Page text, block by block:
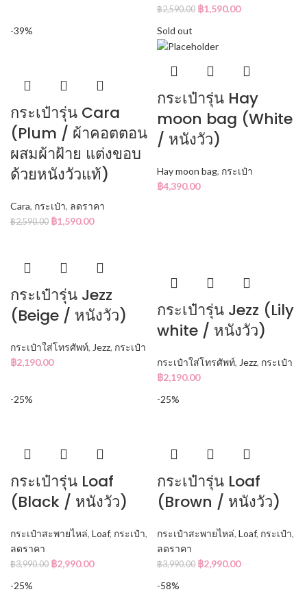
฿2,590.00 ฿1,590.00
-39%
กระเป๋ารุ่น Cara
(Plum / ผ้าคอตตอน
ผสมผ้าฝ้าย แต่งขอบ
ด้วยหนังวัวแท้)
Cara, กระเป๋า, ลดราคา
฿2,590.00 ฿1,590.00
Sold out
กระเป๋ารุ่น Hay
moon bag (White
/ หนังวัว)
Hay moon bag, กระเป๋า
฿4,390.00
กระเป๋ารุ่น Jezz
(Beige / หนังวัว)
กระเป๋าใส่โทรศัพท์, Jezz, กระเป๋า
฿2,190.00
กระเป๋ารุ่น Jezz (Lily
white / หนังวัว)
กระเป๋าใส่โทรศัพท์, Jezz, กระเป๋า
฿2,190.00
-25%
กระเป๋ารุ่น Loaf
(Black / หนังวัว)
กระเป๋าสะพายไหล่, Loaf, กระเป๋า,
ลดราคา
฿3,990.00 ฿2,990.00
-25%
กระเป๋ารุ่น Loaf
(Brown / หนังวัว)
กระเป๋าสะพายไหล่, Loaf, กระเป๋า,
ลดราคา
฿3,990.00 ฿2,990.00
-25% -58%